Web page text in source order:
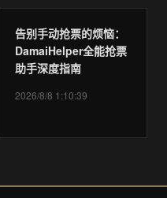
告别手动抢票的烦恼：
DamaiHelper全能抢票
助手深度指南
2026/8/8 1:10:39